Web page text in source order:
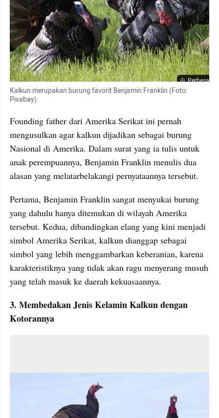
Perbesar
Kalkun merupakan burung favorit Benjamin Franklin (Foto:
Pixabay)
Founding father dari Amerika Serikat ini pernah
mengusulkan agar kalkun dijadikan sebagai burung
Nasional di Amerika. Dalam surat yang ia tulis untuk
anak perempuannya, Benjamin Franklin menulis dua
alasan yang melatarbelakangi pernyataannya tersebut.
Pertama, Benjamin Franklin sangat menyukai burung
yang dahulu hanya ditemukan di wilayah Amerika
tersebut. Kedua, dibandingkan elang yang kini menjadi
simbol Amerika Serikat, kalkun dianggap sebagai
simbol yang lebih menggambarkan keberanian, karena
karakteristiknya yang tidak akan ragu menyerang musuh
yang telah masuk ke daerah kekuasaannya.
3. Membedakan Jenis Kelamin Kalkun dengan
Kotorannya